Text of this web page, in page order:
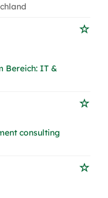
Bereich: IT &
consulting